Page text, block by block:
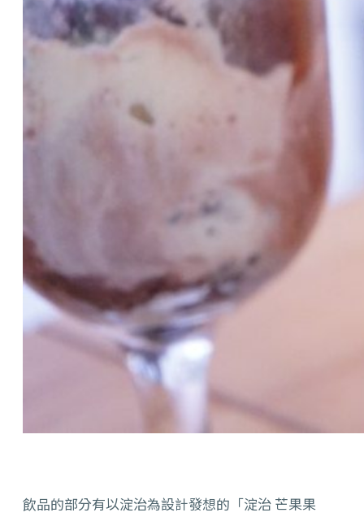
飲品的部分有以淀治為設計發想的「淀治 芒果果